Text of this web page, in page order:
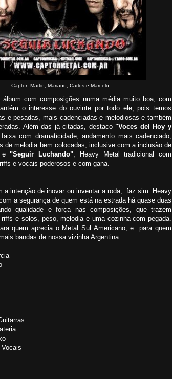
Captor: Martin, Mariano, Carlos e Marcelo
álbum com composições numa média muito boa, com
o interesse do ouvinte por todo ele, pois temos
e pesadas, mais cadenciadas e melodiosas e também
Além das já citadas, destaco"Voces del Hoy y
com dramaticidade, andamento mais cadenciado,
de melodia bem colocadas, inclusive com a inclusão de
e"Seguir Luchando", Heavy Metal tradicional com
e vocais poderosos e com gana.
a intenção de inovar ou inventar a roda, faz sim Heavy
a segurança de quem está na estrada há quase duas
qualidade e força nas composições, que trazem
e solos, peso, melodia e uma cozinha com pegada.
quem aprecia o Metal Sul Americano, e para quem
bandas de nossa vizinha Argentina.